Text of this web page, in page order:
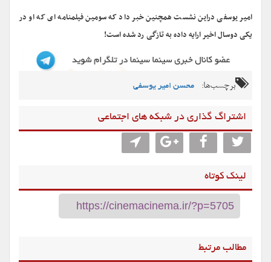
امیر یوسفی دراین نشست همچنین خبر داد که سومین فیلمنامه ای که او در
یکی دوسال اخیر ارایه داده به تازگی رد شده است!
برچسب‌ها: محسن امیر یوسفی
اشتراگ گذاری در شبکه های اجتماعی
لینک کوتاه
مطالب مرتبط